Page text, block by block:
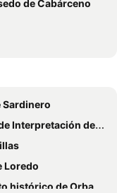
de Cabárceno
Sardinero
del Litoral
Loredo
de Orbaneja del Castillo